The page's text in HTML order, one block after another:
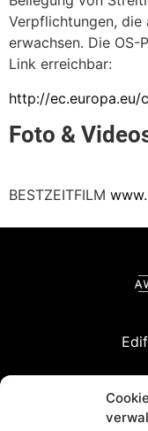
Verpflichtungen, die
erwachsen. Die
Link erreichbar:
http://ec.europa.eu/
Foto &
BESTZEITFILM